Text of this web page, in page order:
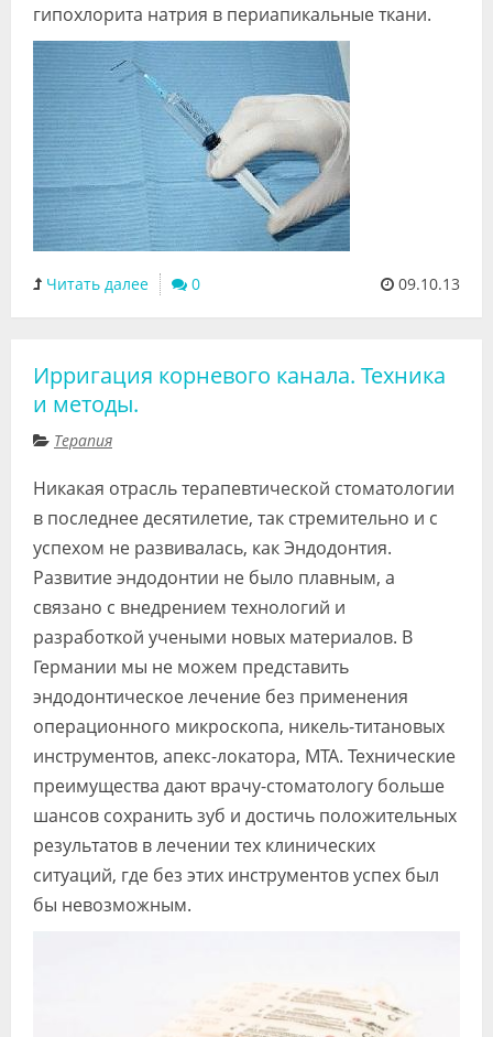
гипохлорита натрия в периапикальные ткани.
Читать далее 0 09.10.13
Ирригация корневого канала. Техника
и методы.
Терапия
Никакая отрасль терапевтической стоматологии
в последнее десятилетие, так стремительно и с
успехом не развивалась, как Эндодонтия.
Развитие эндодонтии не было плавным, а
связано с внедрением технологий и
разработкой учеными новых материалов. В
Германии мы не можем представить
эндодонтическое лечение без применения
операционного микроскопа, никель-титановых
инструментов, апекс-локатора, МТА. Технические
преимущества дают врачу-стоматологу больше
шансов сохранить зуб и достичь положительных
результатов в лечении тех клинических
ситуаций, где без этих инструментов успех был
бы невозможным.